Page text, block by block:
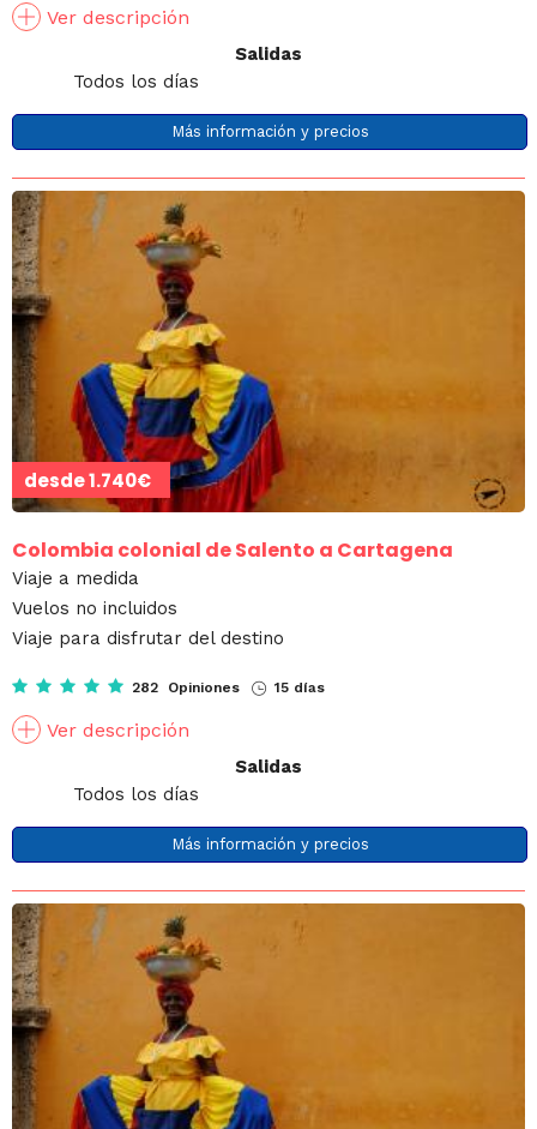
Ver descripción
Salidas
Todos los días
Más información y precios
desde1.740€
Colombia colonial de Salento a Cartagena
Viaje a medida
Vuelos no incluidos
Viaje para disfrutar del destino
282 Opiniones 15 días
Ver descripción
Salidas
Todos los días
Más información y precios